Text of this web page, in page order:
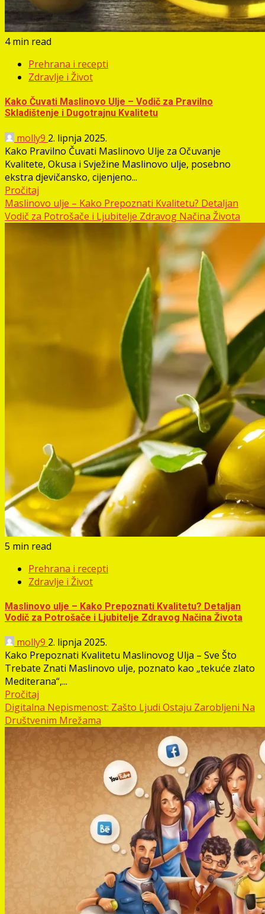
4 min read
Prehrana i recepti
Zdravlje i Život
Kako Čuvati Maslinovo Ulje – Vodič za Pravilno
Skladištenje i Dugotrajnu Kvalitetu
molly9 2. lipnja 2025.
Kako Pravilno Čuvati Maslinovo Ulje za Očuvanje
Kvalitete, Okusa i Svježine Maslinovo ulje, posebno
ekstra djevičansko, cijenjeno...
Pročitaj
Maslinovo ulje – Kako Prepoznati Kvalitetu? Detaljan
Vodič za Potrošače i Ljubitelje Zdravog Načina Života
5 min read
Prehrana i recepti
Zdravlje i Život
Maslinovo ulje – Kako Prepoznati Kvalitetu? Detaljan
Vodič za Potrošače i Ljubitelje Zdravog Načina Života
molly9 2. lipnja 2025.
Kako Prepoznati Kvalitetu Maslinovog Ulja – Sve Što
Trebate Znati Maslinovo ulje, poznato kao „tekuće zlato
Mediterana“,...
Pročitaj
Digitalna Nepismenost: Zašto Ljudi Ostaju Zarobljeni Na
Društvenim Mrežama